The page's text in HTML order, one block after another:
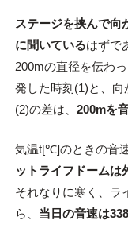
ステージを挟んで向
に聞いているはずで
200mの直径を伝わ
発した時刻(1)と、
(2)の差は、 200mを
気温t[℃]のときの音
ットライフドームは
それなりに寒く、ラ
ら、 当日の音速は